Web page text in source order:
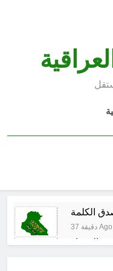
الكلمة
37 دقيقة Ago
المختار